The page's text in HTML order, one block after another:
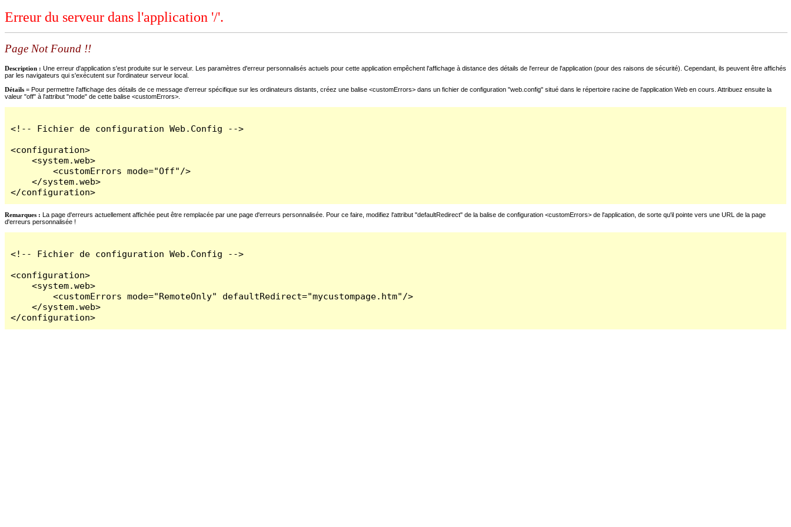
Erreur du serveur dans l'application '/'.
Page Not Found !!
Description : Une erreur d'application s'est produite sur le serveur. Les paramètres d'erreur personnalisés actuels pour cette application empêchent l'affichage à distance des détails de l'erreur de l'application (pour des raisons de sécurité). Cependant, ils peuvent être affichés
par les navigateurs qui s'exécutent sur l'ordinateur serveur local.
Détails = Pour permettre l'affichage des détails de ce message d'erreur spécifique sur les ordinateurs distants, créez une balise <customErrors> dans un fichier de configuration "web.config" situé dans le répertoire racine de l'application Web en cours. Attribuez ensuite la
valeur "off" à l'attribut "mode" de cette balise <customErrors>.
<!-- Fichier de configuration Web.Config -->
<configuration>
    <system.web>
        <customErrors mode="Off"/>
    </system.web>
</configuration>
Remarques : La page d'erreurs actuellement affichée peut être remplacée par une page d'erreurs personnalisée. Pour ce faire, modifiez l'attribut "defaultRedirect" de la balise de configuration <customErrors> de l'application, de sorte qu'il pointe vers une URL de la page
d'erreurs personnalisée !
<!-- Fichier de configuration Web.Config -->
<configuration>
    <system.web>
        <customErrors mode="RemoteOnly" defaultRedirect="mycustompage.htm"/>
    </system.web>
</configuration>